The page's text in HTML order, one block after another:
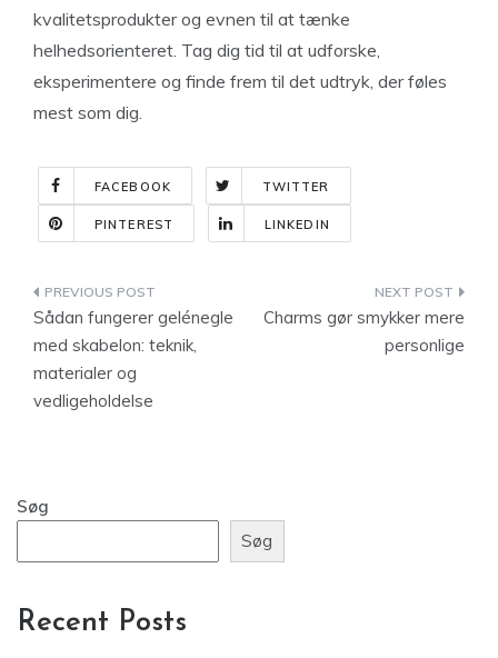
kvalitetsprodukter og evnen til at tænke
helhedsorienteret. Tag dig tid til at udforske,
eksperimentere og finde frem til det udtryk, der føles
mest som dig.
FACEBOOK TWITTER
PINTEREST LINKEDIN
Indlægsnavigation
Sådan fungerer gelénegle
med skabelon: teknik,
materialer og
vedligeholdelse
Charms gør smykker mere
personlige
Søg
Søg
Recent Posts